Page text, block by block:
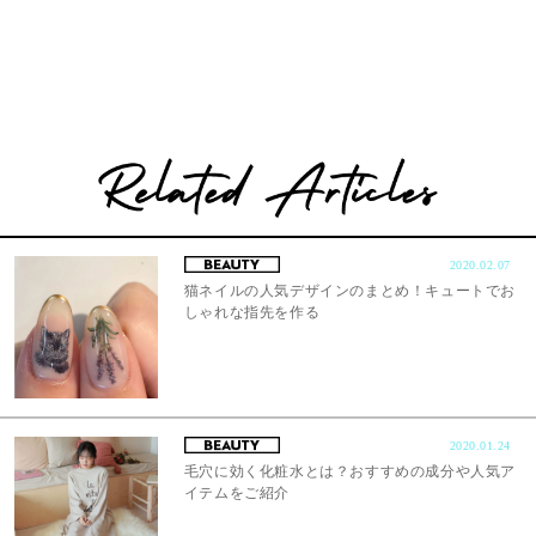
2020.02.07
猫ネイルの人気デザインのまとめ！キュートでお
しゃれな指先を作る
2020.01.24
毛穴に効く化粧水とは？おすすめの成分や人気ア
イテムをご紹介